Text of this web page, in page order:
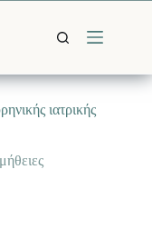
ιατρικής